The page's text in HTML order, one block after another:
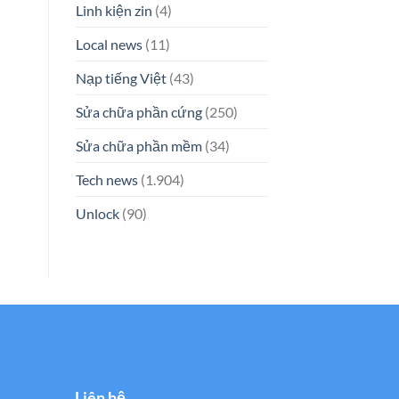
Linh kiện zin (4)
Local news(11)
Nạp tiếng Việt(43)
Sửa chữa phần cứng(250)
Sửa chữa phần mềm(34)
Tech news(1.904)
Unlock(90)